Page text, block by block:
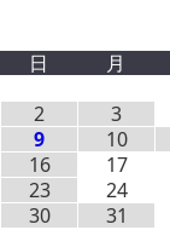
日
月
2
3
9
10
16
17
23
24
30
31